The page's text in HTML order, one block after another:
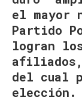
el mayor
Partido
logran
afiliados,
del cual
elección.